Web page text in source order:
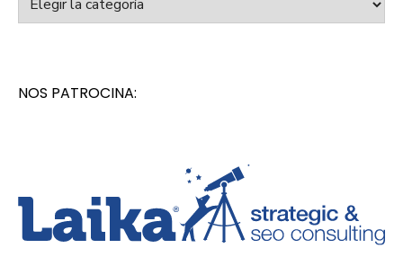
NOS PATROCINA: